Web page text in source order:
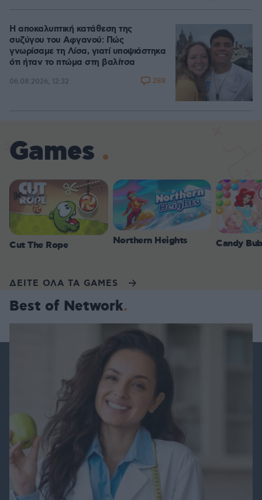
Η αποκαλυπτική κατάθεση της
συζύγου του Αφγανού: Πώς
γνωρίσαμε τη Λίσα, γιατί υποψιάστηκα
ότι ήταν το πτώμα στη βαλίτσα
06.08.2026, 12:32 288
Games
Cut The Rope Northern Heights Candy
ΔΕΙΤΕ ΟΛΑ ΤΑ GAMES
Best of Network